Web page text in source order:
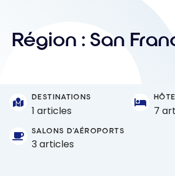
Région : San
DESTINATIONS
1 articles 7
SALONS D'AÉROPORTS
3 articles